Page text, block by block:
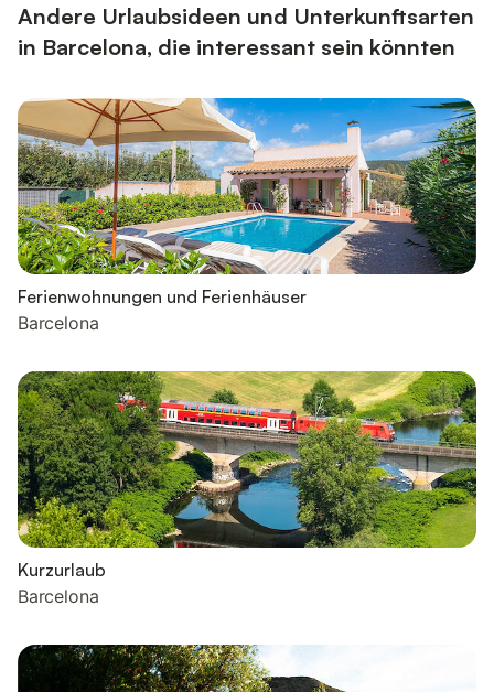
Andere Urlaubsideen und Unterkunftsarten
in Barcelona, die interessant sein könnten
Ferienwohnungen und Ferienhäuser
Barcelona
Kurzurlaub
Barcelona